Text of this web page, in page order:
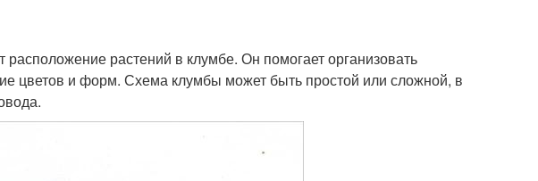
растений в клумбе. Он помогает организовать
цветов и форм. Схема клумбы может быть простой или сложной, в